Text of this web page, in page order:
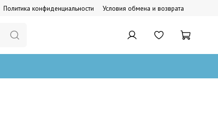
Политика конфиденциальности Условия обмена и возврата